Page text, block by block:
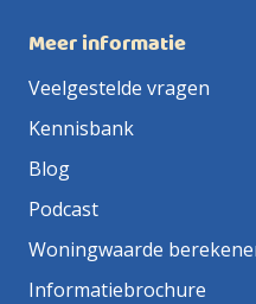
Meer informatie
Veelgestelde vragen
Kennisbank
Blog
Podcast
Woningwaarde
Informatiebrochure